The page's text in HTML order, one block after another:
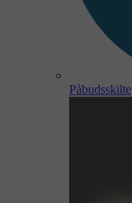
Påbudsskilte